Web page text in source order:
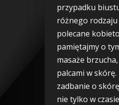
przypadku
różnego
polecane
pamiętajmy o
masaże
palcami w
zadbanie o
nie tylko w